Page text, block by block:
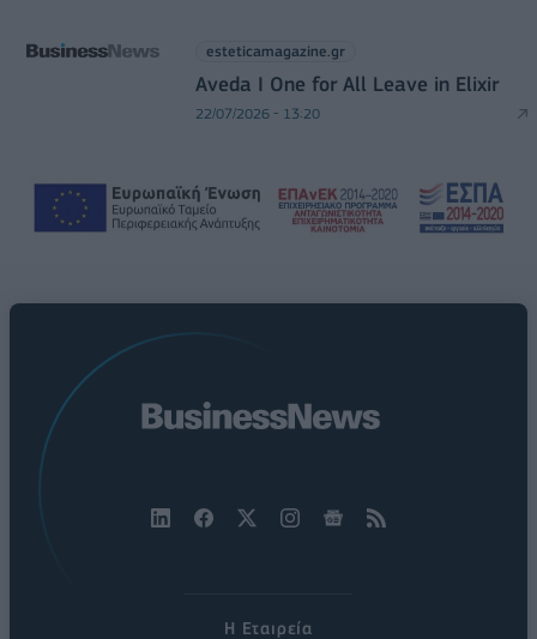
esteticamagazine.gr
Aveda I One for All Leave in Elixir
22/07/2026 - 13:20
Η Εταιρεία